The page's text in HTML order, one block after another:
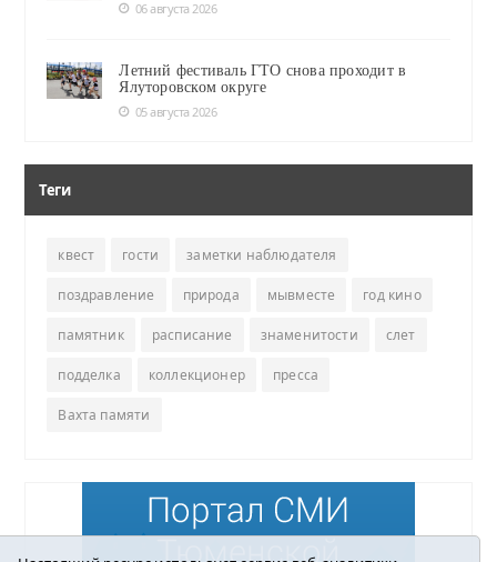
06 августа 2026
Летний фестиваль ГТО снова проходит в
Ялуторовском округе
05 августа 2026
Теги
квест гости заметки наблюдателя
поздравление природа мывместе год кино
памятник расписание знаменитости слет
подделка коллекционер пресса
Вахта памяти